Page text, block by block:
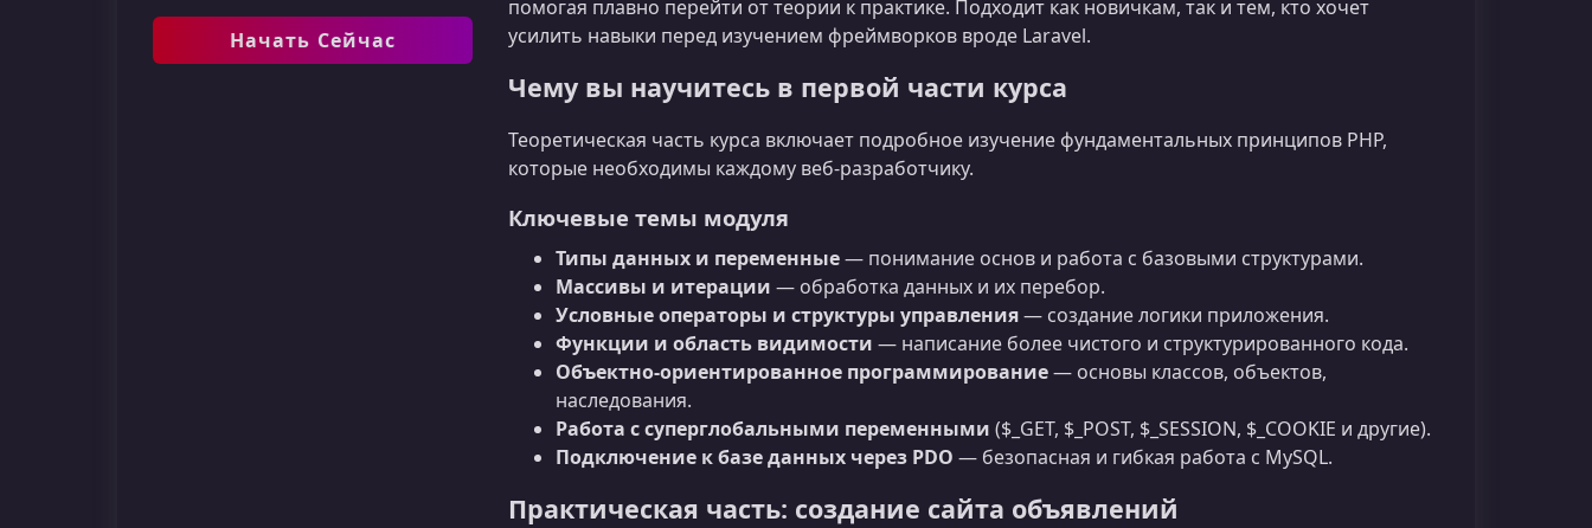
Начать Сейчас
помогая плавно перейти от теории к практике. Подходит как новичкам, так и тем, кто хочет
усилить навыки перед изучением фреймворков вроде Laravel.
Чему вы научитесь в первой части курса
Теоретическая часть курса включает подробное изучение фундаментальных принципов PHP,
которые необходимы каждому веб‑разработчику.
Ключевые темы модуля
Типы данных и переменные— понимание основ и работа с базовыми структурами.
Массивы и итерации — обработка данных и их перебор.
Условные операторы и структуры управления— создание логики приложения.
Функции и область видимости — написание более чистого и структурированного кода.
Объектно‑ориентированное программирование— основы классов, объектов,
наследования.
Работа с суперглобальными переменными ($_GET, $_POST, $_SESSION, $_COOKIE и другие).
Подключение к базе данных через PDO — безопасная и гибкая работа с MySQL.
Практическая часть: создание сайта объявлений